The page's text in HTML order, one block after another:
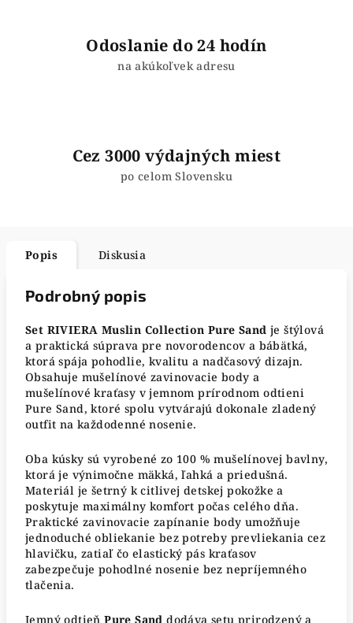
Odoslanie do 24 hodín
na akúkoľvek adresu
Cez 3000 výdajných miest
po celom Slovensku
Popis Diskusia
Podrobný popis
Set RIVIERA Muslin Collection Pure Sand je štýlová
a praktická súprava pre novorodencov a bábätká,
ktorá spája pohodlie, kvalitu a nadčasový dizajn.
Obsahuje mušelínové zavinovacie body a
mušelínové kraťasy v jemnom prírodnom odtieni
Pure Sand, ktoré spolu vytvárajú dokonale zladený
outfit na každodenné nosenie.
Oba kúsky sú vyrobené zo 100 % mušelínovej bavlny,
ktorá je výnimočne mäkká, ľahká a priedušná.
Materiál je šetrný k citlivej detskej pokožke a
poskytuje maximálny komfort počas celého dňa.
Praktické zavinovacie zapínanie body umožňuje
jednoduché obliekanie bez potreby prevliekania cez
hlavičku, zatiaľ čo elastický pás kraťasov
zabezpečuje pohodlné nosenie bez nepríjemného
tlačenia.
Jemný odtieňPure Sand dodáva setu prirodzený a